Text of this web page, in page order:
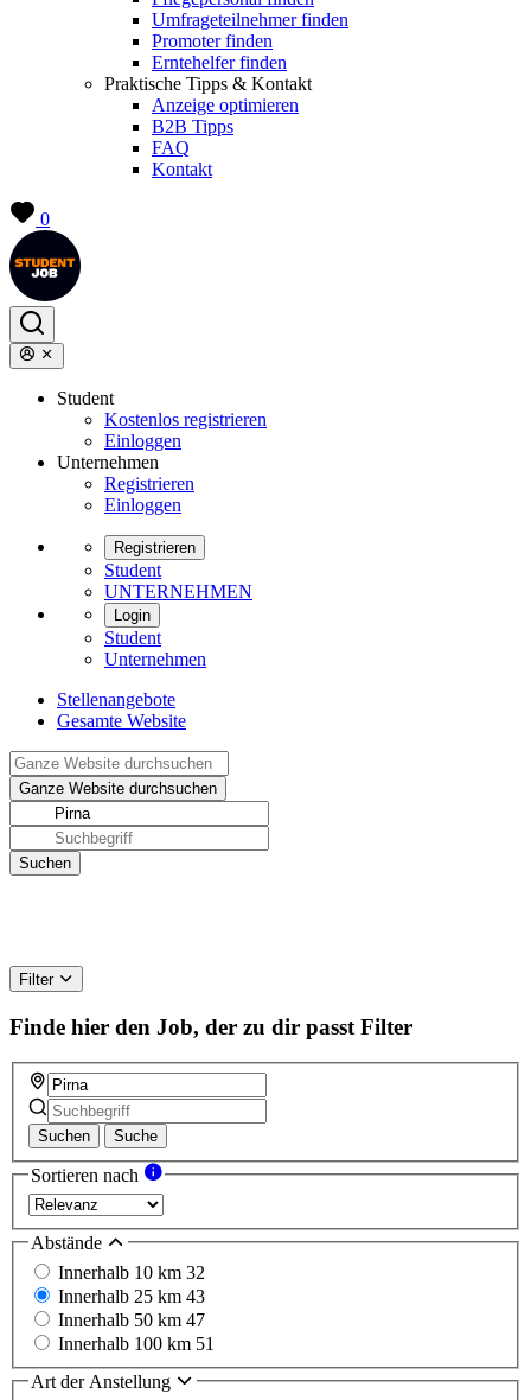
Umfrageteilnehmer finden
Promoter finden
Erntehelfer finden
Praktische Tipps & Kontakt
Anzeige optimieren
B2B Tipps
FAQ
Kontakt
0
Student
Kostenlos registrieren
Einloggen
Unternehmen
Registrieren
Einloggen
Registrieren
Student
UNTERNEHMEN
Login
Student
Unternehmen
Stellenangebote
Gesamte Website
Filter
Finde hier den Job, der zu dir passt Filter
Suchen Suche
Sortieren nach
Abstände
Innerhalb 10 km 32
Innerhalb 25 km 43
Innerhalb 50 km 47
Innerhalb 100 km 51
Art der Anstellung